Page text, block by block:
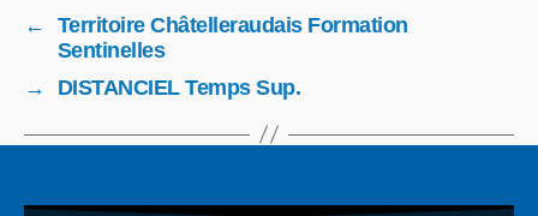
←
Territoire Châtelleraudais Formation
Sentinelles
→
DISTANCIEL Temps Sup.